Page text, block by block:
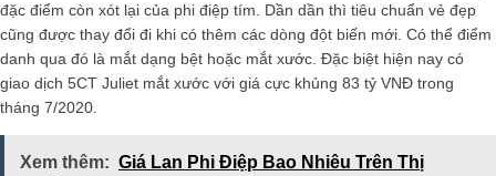
đặc điểm còn xót lại của phi điệp tím. Dần dần thì tiêu chuẩn vẻ đẹp
cũng được thay đổi đi khi có thêm các dòng đột biến mới. Có thể điểm
danh qua đó là mắt dạng bệt hoặc mắt xước. Đặc biệt hiện nay có
giao dịch 5CT Juliet mắt xước với giá cực khủng 83 tỷ VNĐ trong
tháng 7/2020.
Xem thêm: Giá Lan Phi Điệp Bao Nhiêu Trên Thị